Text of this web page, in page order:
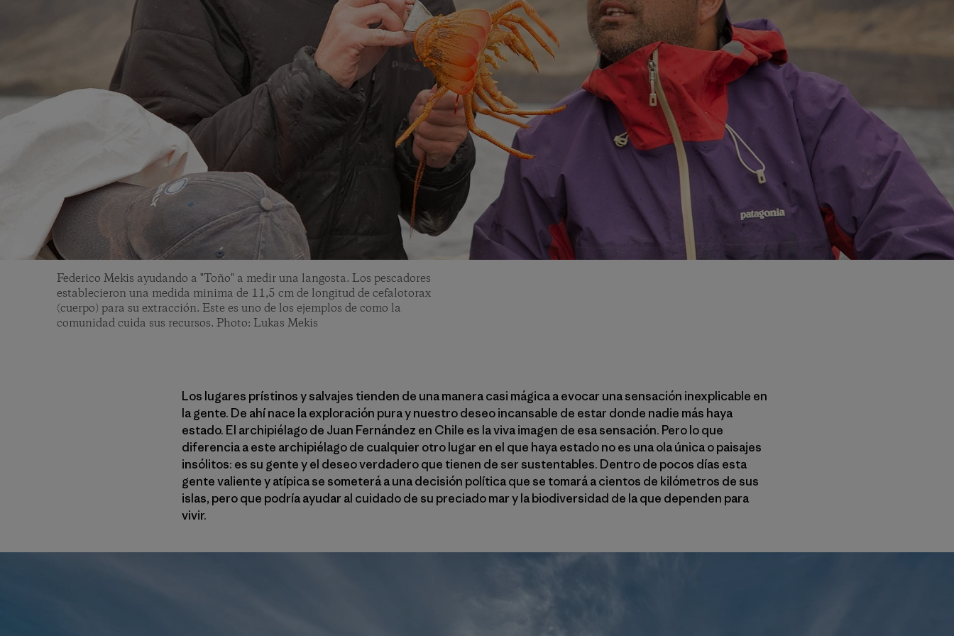
Federico Mekis ayudando a "Toño" a medir una langosta. Los pescadores
establecieron una medida minima de 11,5 cm de longitud de cefalotorax
(cuerpo) para su extracción. Este es uno de los ejemplos de como la
comunidad cuida sus recursos. Photo: Lukas Mekis
Los lugares prístinos y salvajes tienden de una manera casi mágica a evocar una sensación inexplicable en
la gente. De ahí nace la exploración pura y nuestro deseo incansable de estar donde nadie más haya
estado. El archipiélago de Juan Fernández en Chile es la viva imagen de esa sensación. Pero lo que
diferencia a este archipiélago de cualquier otro lugar en el que haya estado no es una ola única o paisajes
insólitos: es su gente y el deseo verdadero que tienen de ser sustentables. Dentro de pocos días esta
gente valiente y atípica se someterá a una decisión política que se tomará a cientos de kilómetros de sus
islas, pero que podría ayudar al cuidado de su preciado mar y la biodiversidad de la que dependen para
vivir.